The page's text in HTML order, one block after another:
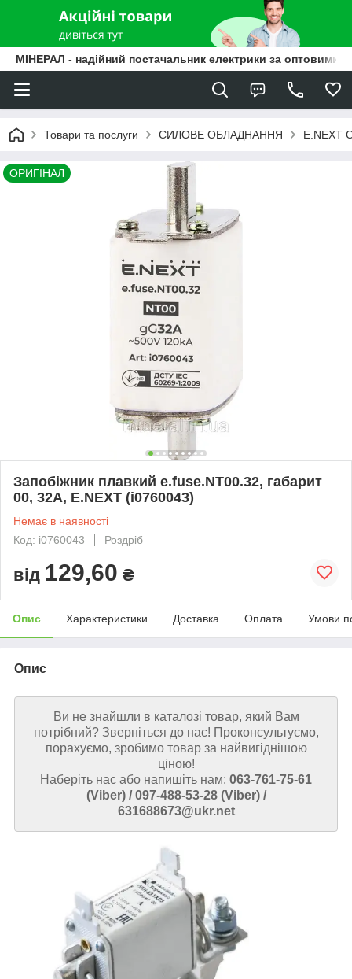
МІНЕРАЛ - надійний постачальник електрики за оптовими
Товари та послуги СИЛОВЕ ОБЛАДНАННЯ E.NEXT
ОРИГІНАЛ
Запобіжник плавкий e.fuse.NT00.32, габарит
00, 32А, E.NEXT (i0760043)
Немає в наявності
Код: i0760043
Роздріб
від 129,60 ₴
Опис Характеристики Доставка Оплата Умови
Опис
Ви не знайшли в каталозі товар, який Вам
потрібний? Зверніться до нас! Проконсультуємо,
порахуємо, зробимо товар за найвигіднішою
ціною!
Наберіть нас або напишіть нам: 063-761-75-61
(Viber) / 097-488-53-28 (Viber) /
631688673@ukr.net